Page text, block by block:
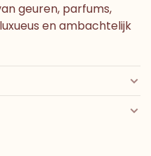
geuren, parfums,
en ambachtelijk